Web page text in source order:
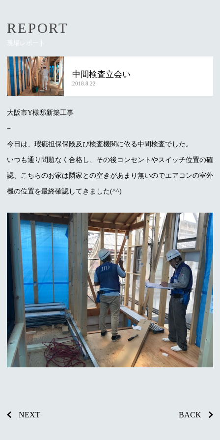
REPORT
現場レポート
中間検査立会い
2018.8.22
大阪市Y様邸新築工事
−
今日は、瑕疵担保保険及び検査機関に依る中間検査でした。
いつも通り問題なく合格し、その後コンセントやスイッチ位置の確
認、こちらのお家は隣家との空きがあまり無いのでエアコンの室外
機の位置を最終確認してきました(^^)
NEXT BACK